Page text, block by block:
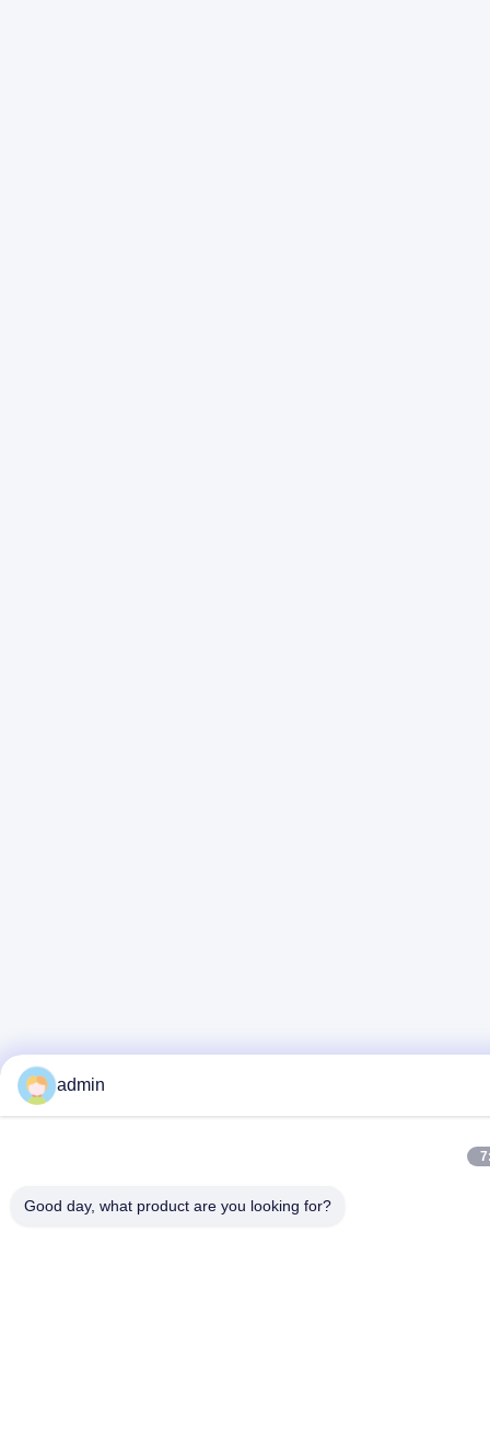
admin
Good day, what product are you looking for?